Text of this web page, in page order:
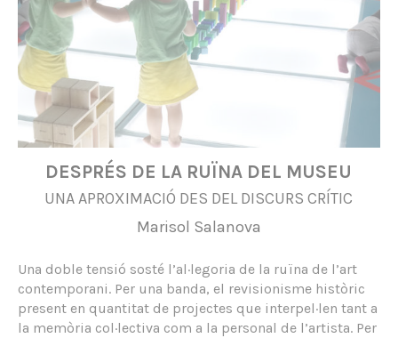
DESPRÉS DE LA RUÏNA DEL MUSEU
UNA APROXIMACIÓ DES DEL DISCURS CRÍTIC
Marisol Salanova
Una doble tensió sosté l’al·legoria de la ruïna de l’art
contemporani. Per una banda, el revisionisme històric
present en quantitat de projectes que interpel·len tant a
la memòria col·lectiva com a la personal de l’artista. Per